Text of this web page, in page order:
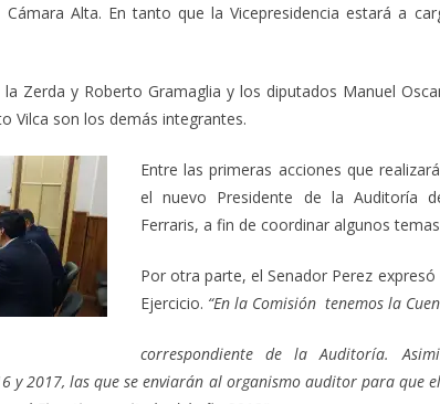
Alta. En tanto que la Vicepresidencia estará a
Zerda y Roberto Gramaglia y los diputados Manuel
Vilca son los demás integrantes.
Entre las primeras acciones que
el nuevo Presidente de la Auditoría
Ferraris, a fin de coordinar algunos
Por otra parte, el Senador Perez
Ejercicio. “En la Comisión tenemos la
correspondiente de la Auditoría.
y 2017, las que se enviarán al organismo auditor para que